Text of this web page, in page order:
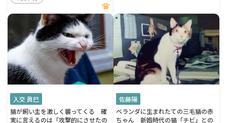
入交 眞巳
猫が飼い主を激しく襲ってくる 確
実に言えるのは「攻撃的にさせたの
佐藤陽
ベランダに生まれたての三毛猫の赤
ちゃん 新婚時代の猫「チビ」との